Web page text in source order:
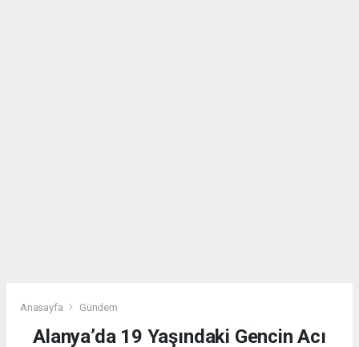
Anasayfa Gündem
Alanya’da 19 Yaşındaki Gencin Acı